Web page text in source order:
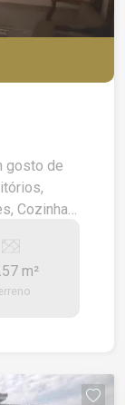
gosto de
Cozinha
m²